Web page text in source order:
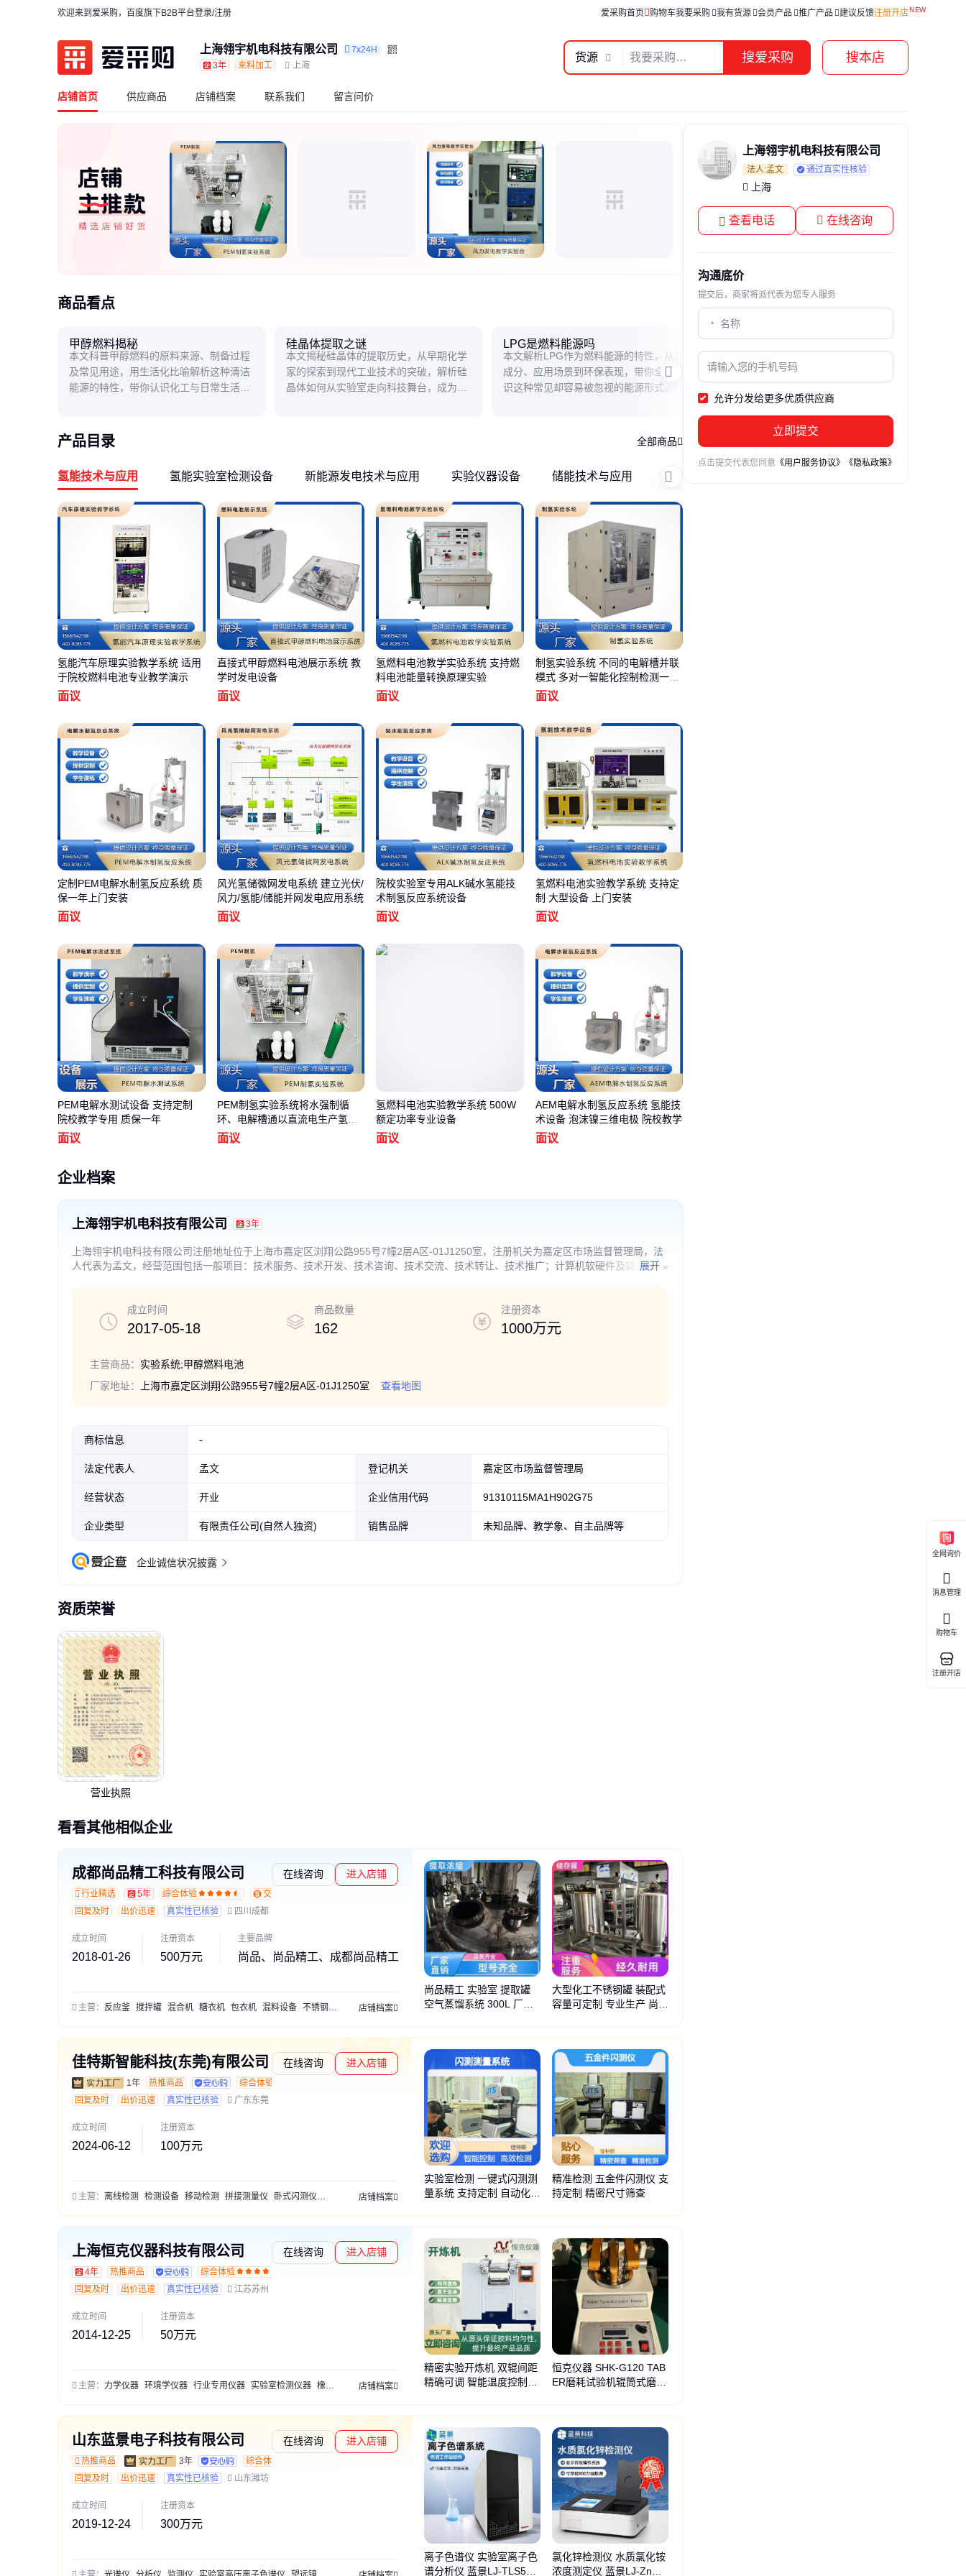
欢迎来到爱采购，百度旗下B2B平台登录/注册 爱采购首页 购物车我要采购 我有货源 会员产品 推广产品 建议反馈注册开店
上海翎宇机电科技有限公司
7x24H
3年
来料加工 上海
搜爱采购 搜本店
货源
店铺首页 供应商品 店铺档案 联系我们 留言问价
商品看点
甲醇燃料揭秘
本文科普甲醇燃料的原料来源、制备过程
及常见用途，用生活化比喻解析这种清洁
能源的特性，带你认识化工与日常生活的
硅晶体提取之谜
本文揭秘硅晶体的提取历史，从早期化学
家的探索到现代工业技术的突破，解析硅
晶体如何从实验室走向科技舞台，成为电
LPG是燃料能源吗
本文解析LPG作为燃料能源的特性，从其
成分、应用场景到环保表现，带你全面认
识这种常见却容易被忽视的能源形式。
本文详细解析100兆瓦光伏电站从选址到
并网的完整安装流程，揭秘光伏板如何从
组件安装、系统调试三大关键环节。
产品目录 全部商品
氢能技术与应用 氢能实验室检测设备 新能源发电技术与应用 实验仪器设备 储能技术与应用 储能实验室检测设备
氢能汽车原理实验教学系统 适用
于院校燃料电池专业教学演示
面议
直接式甲醇燃料电池展示系统 教
学时发电设备
面议
氢燃料电池教学实验系统 支持燃
料电池能量转换原理实验
面议
制氢实验系统 不同的电解槽并联
模式 多对一智能化控制检测一体
化
面议
定制PEM电解水制氢反应系统 质
保一年上门安装
面议
风光氢储微网发电系统 建立光伏/
风力/氢能/储能并网发电应用系统
面议
院校实验室专用ALK碱水氢能技
术制氢反应系统设备
面议
氢燃料电池实验教学系统 支持定
制 大型设备 上门安装
面议
PEM电解水测试设备 支持定制
院校教学专用 质保一年
面议
PEM制氢实验系统将水强制循
环、电解槽通以直流电生产氢气
和氧气
面议
氢燃料电池实验教学系统 500W
额定功率专业设备
面议
AEM电解水制氢反应系统 氢能技
术设备 泡沫镍三维电极 院校教学
面议
甲醇氢燃料电池教学用实验系统
氢燃料电池发电演示系统 院校教
面议
光伏制氢演示系统 院校教学专用
PEM电解水制氢储氢演示系统 院
企业档案
上海翎宇机电科技有限公司 3年
上海翎宇机电科技有限公司注册地址位于上海市嘉定区浏翔公路955号7幢2层A区-01J1250室，注册机关为嘉定区市场监督管理局，法
人代表为孟文，经营范围包括一般项目：技术服务、技术开发、技术咨询、技术交流、技术转让、技术推广；计算机软硬件及辅助设备
批发；电气设备销售；五金产品零售；五金产品批发；会议及展览服务。（除依法须经批准的项目外，凭营业执照依法自主开展经营活
动）许可项目：建设工程施工。（依法须经批准的项目，经相关部门批准后方可开展经营活动，具体经营项目以相关部门批准文件或许
可证件为准）
展开
成立时间
2017-05-18
商品数量
162
注册资本
1000万元
主营商品： 实验系统;甲醇燃料电池
厂家地址：
上海市嘉定区浏翔公路955号7幢2层A区-01J1250室 查看地图
商标信息 -
法定代表人 孟文 登记机关 嘉定区市场监督管理局
经营状态 开业 企业信用代码 91310115MA1H902G75
企业类型 有限责任公司(自然人独资) 销售品牌 未知品牌、教学象、自主品牌等
企业诚信状况披露
资质荣誉
营业执照
看看其他相似企业
成都尚品精工科技有限公司
行业精选 5年 综合体验 交易勋章L1
在线咨询 进入店铺
回复及时 出价迅速 真实性已核验 四川成都
成立时间
2018-01-26
注册资本
500万元
主要品牌
尚品、尚品精工、成都尚品精工
主营： 反应釜 搅拌罐 混合机 糖衣机 包衣机 混料设备 不锈钢搅拌机 储存罐 提取浓缩设备 发酵罐 v型混料机 双锥混料机 卧式混料机 乳化分散罐
店铺档案
尚品精工 实验室 提取罐
空气蒸馏系统 300L 厂家
大型化工不锈钢罐 装配式
容量可定制 专业生产 尚品
佳特斯智能科技(东莞)有限公司
1年 热推商品 综合体验
在线咨询 进入店铺
回复及时 出价迅速 真实性已核验 广东东莞
成立时间
2024-06-12
注册资本
100万元
主营： 离线检测 检测设备 移动检测 拼接测量仪 卧式闪测仪 快速测量仪 经济闪测仪 全自动闪测仪 高精度闪测仪 离线数据存储 在线式ccd视觉检测
店铺档案
实验室检测 一键式闪测测
量系统 支持定制 自动化操
精准检测 五金件闪测仪 支
持定制 精密尺寸筛查
上海恒克仪器科技有限公司
4年 热推商品 综合体验
在线咨询 进入店铺
回复及时 出价迅速 真实性已核验 江苏苏州
成立时间
2014-12-25
注册资本
50万元
主营： 力学仪器 环境学仪器 行业专用仪器 实验室检测仪器 橡胶塑料胶黏类实验室仪器 非标定制仪器
店铺档案
精密实验开炼机 双辊间距
精确可调 智能温度控制系
恒克仪器 SHK-G120 TAB
ER磨耗试验机辊筒式磨耗
山东蓝景电子科技有限公司
热推商品 3年 综合体验 通过深度核验
在线咨询 进入店铺
回复及时 出价迅速 真实性已核验 山东潍坊
成立时间
2019-12-24
注册资本
300万元
离子色谱仪 实验室离子色
谱分析仪 蓝景LJ-TLS51
氯化锌检测仪 水质氯化铵
浓度测定仪 蓝景LJ-ZnCl₂
上海翎宇机电科技有限公司
法人:孟文 通过真实性核验
上海
查看电话 在线咨询
沟通底价
提交后，商家将派代表为您专人服务
允许分发给更多优质供应商
立即提交
点击提交代表您同意 《用户服务协议》 《隐私政策》
全网询价
消息管理
购物车
注册开店